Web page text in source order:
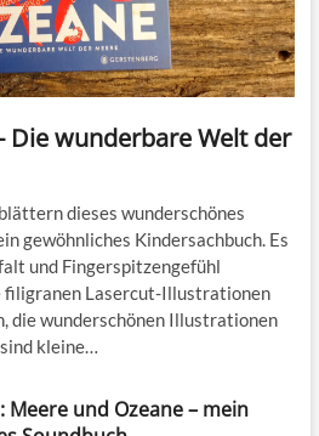
Die wunderbare Welt der
dieses wunderschönes
gewöhnliches Kindersachbuch. Es
und Fingerspitzengefühl
filigranen Lasercut-Illustrationen
die wunderschönen Illustrationen
kleine…
Meere und Ozeane – mein